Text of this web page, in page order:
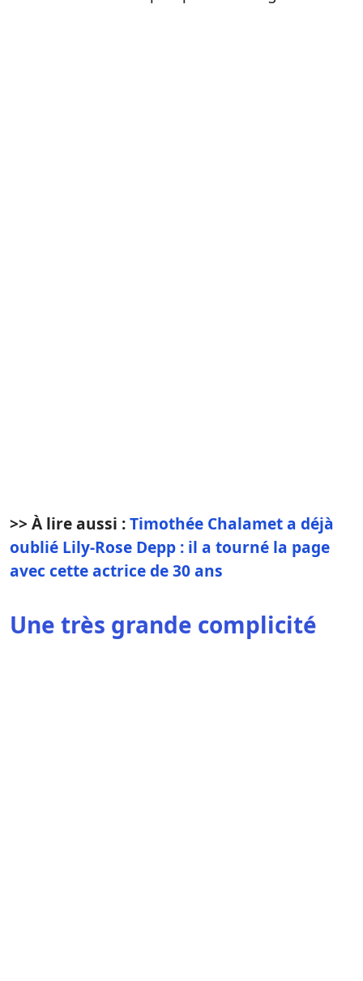
>> À lire aussi :Timothée Chalamet a déjà
oublié Lily-Rose Depp : il a tourné la page
avec cette actrice de 30 ans
Une très grande complicité